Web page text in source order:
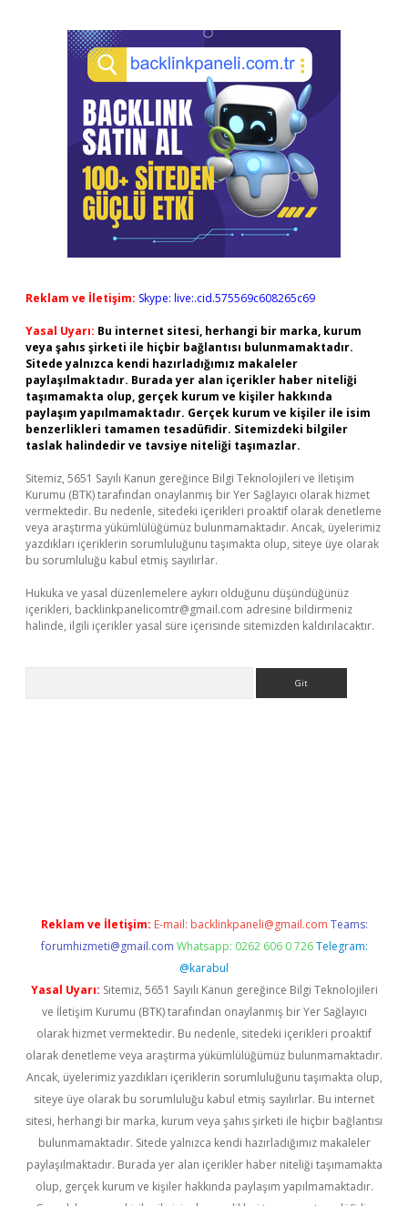
Reklam ve İletişim: Skype: live:.cid.575569c608265c69
Yasal Uyarı: Bu internet sitesi, herhangi bir marka, kurum
veya şahıs şirketi ile hiçbir bağlantısı bulunmamaktadır.
Sitede yalnızca kendi hazırladığımız makaleler
paylaşılmaktadır. Burada yer alan içerikler haber niteliği
taşımamakta olup, gerçek kurum ve kişiler hakkında
paylaşım yapılmamaktadır. Gerçek kurum ve kişiler ile isim
benzerlikleri tamamen tesadüfidir. Sitemizdeki bilgiler
taslak halindedir ve tavsiye niteliği taşımazlar.
Sitemiz, 5651 Sayılı Kanun gereğince Bilgi Teknolojileri ve İletişim
Kurumu (BTK) tarafından onaylanmış bir Yer Sağlayıcı olarak hizmet
vermektedir. Bu nedenle, sitedeki içerikleri proaktif olarak denetleme
veya araştırma yükümlülüğümüz bulunmamaktadır. Ancak, üyelerimiz
yazdıkları içeriklerin sorumluluğunu taşımakta olup, siteye üye olarak
bu sorumluluğu kabul etmiş sayılırlar.
Hukuka ve yasal düzenlemelere aykırı olduğunu düşündüğünüz
içerikleri, backlinkpanelicomtr@gmail.com adresine bildirmeniz
halinde, ilgili içerikler yasal süre içerisinde sitemizden kaldırılacaktır.
Reklam ve İletişim: E-mail: backlinkpaneli@gmail.com Teams:
forumhizmeti@gmail.com Whatsapp: 0262 606 0 726 Telegram:
@karabul
Yasal Uyarı: Sitemiz, 5651 Sayılı Kanun gereğince Bilgi Teknolojileri
ve İletişim Kurumu (BTK) tarafından onaylanmış bir Yer Sağlayıcı
olarak hizmet vermektedir. Bu nedenle, sitedeki içerikleri proaktif
olarak denetleme veya araştırma yükümlülüğümüz bulunmamaktadır.
Ancak, üyelerimiz yazdıkları içeriklerin sorumluluğunu taşımakta olup,
siteye üye olarak bu sorumluluğu kabul etmiş sayılırlar. Bu internet
sitesi, herhangi bir marka, kurum veya şahıs şirketi ile hiçbir bağlantısı
bulunmamaktadır. Sitede yalnızca kendi hazırladığımız makaleler
paylaşılmaktadır. Burada yer alan içerikler haber niteliği taşımamakta
olup, gerçek kurum ve kişiler hakkında paylaşım yapılmamaktadır.